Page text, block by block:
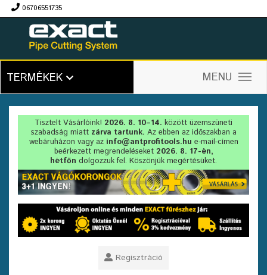
06706551735
TERMÉKEK MENU
Tisztelt Vásárlóink! 2026. 8. 10–14. között üzemszüneti
szabadság miatt zárva tartunk. Az ebben az időszakban a
webáruházon vagy az info@antprofitools.hu e-mail-címen
beérkezett megrendeléseket 2026. 8. 17-én,
hétfőn dolgozzuk fel. Köszönjük megértésüket.
Regisztráció